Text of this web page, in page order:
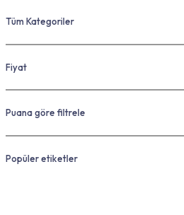
Tüm Kategoriler
Fiyat
Puana göre filtrele
Popüler etiketler